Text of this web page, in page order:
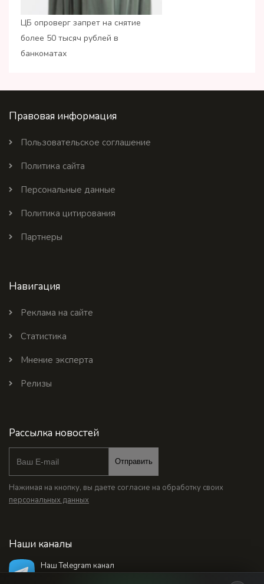
ЦБ опроверг запрет на снятие
более 50 тысяч рублей в
банкоматах
Правовая информация
Пользовательское соглашение
Политика сайта
Персональные данные
Политика цитирования
Партнеры
Навигация
Реклама на сайте
Статистика
Мнение эксперта
Релизы
Рассылка новостей
Отправить
Нажимая на кнопку, вы даете согласие на обработку своих
персональных данных
Наши каналы
Наш Telegram канал